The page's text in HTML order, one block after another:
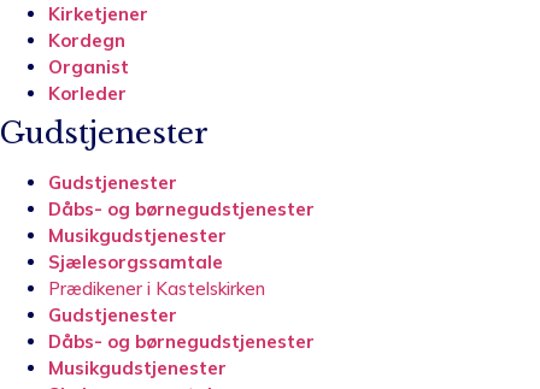
Kirketjener
Kordegn
Organist
Korleder
Gudstjenester
Gudstjenester
Dåbs- og børnegudstjenester
Musikgudstjenester
Sjælesorgssamtale
Prædikener i Kastelskirken
Gudstjenester
Dåbs- og børnegudstjenester
Musikgudstjenester